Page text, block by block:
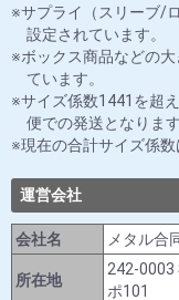
サプライ（スリーブ/
設定されています。
ボックス商品などの
ています。
サイズ係数1441を超
便での発送となります
現在の合計サイズ係数
運営会社
会社名 メタル合
所在地
242-0003
ポ101